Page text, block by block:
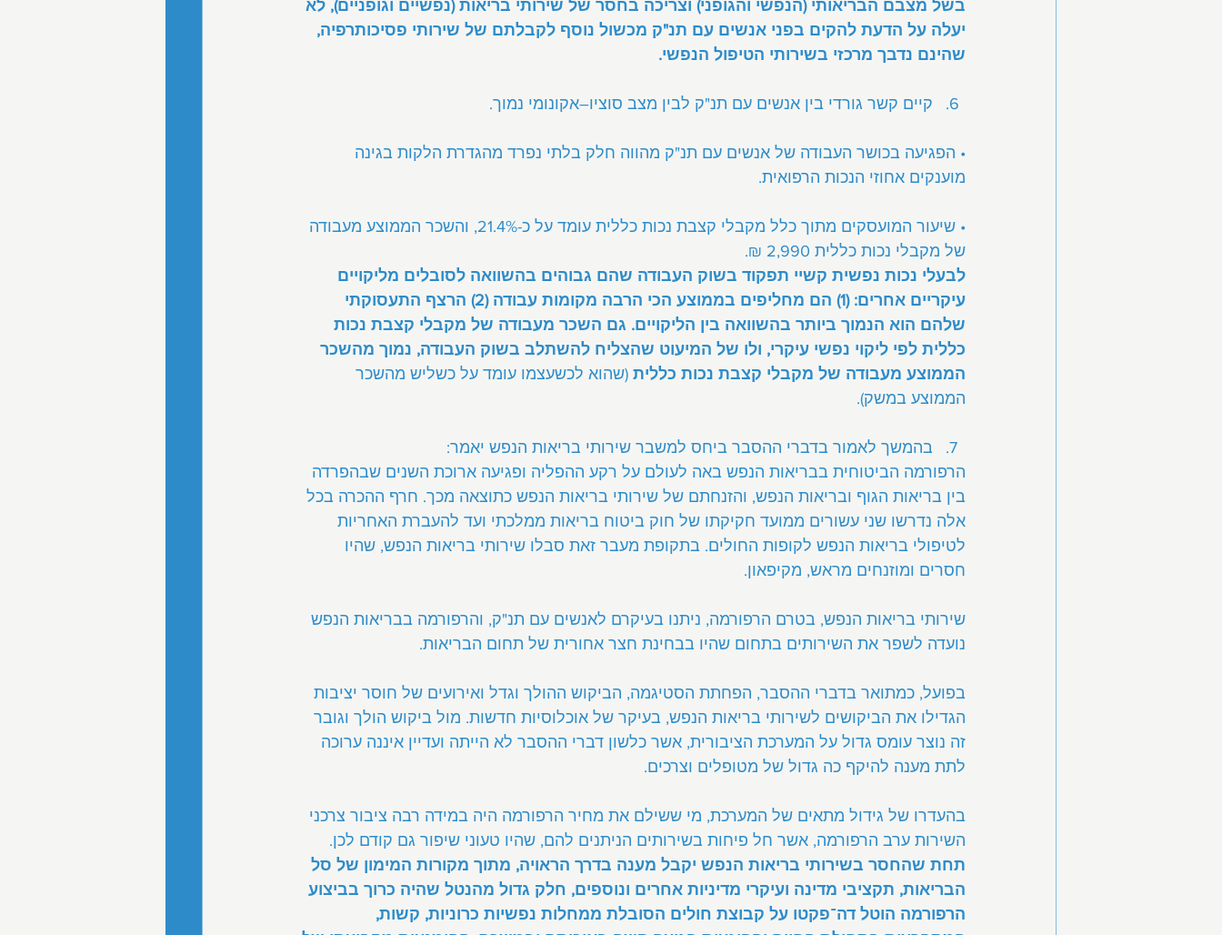
בשל מצבם הבריאותי (הנפשי והגופני) וצריכה בחסר של שירותי בריאות (נפשיים וגופניים), לא
יעלה על הדעת להקים בפני אנשים עם תנ"ק מכשול נוסף לקבלתם של שירותי פסיכותרפיה,
שהינם נדבך מרכזי בשירותי הטיפול הנפשי.
קיים קשר גורדי בין אנשים עם תנ"ק לבין מצב סוציו–אקונומי נמוך.
• הפגיעה בכושר העבודה של אנשים עם תנ"ק מהווה חלק בלתי נפרד מהגדרת הלקות בגינה
מוענקים אחוזי הנכות הרפואית.
• שיעור המועסקים מתוך כלל מקבלי קצבת נכות כללית עומד על כ-21.4%, והשכר הממוצע מעבודה
של מקבלי נכות כללית 2,990 ₪.
לבעלי נכות נפשית קשיי תפקוד בשוק העבודה שהם גבוהים בהשוואה לסובלים מליקויים
עיקריים אחרים: (1) הם מחליפים בממוצע הכי הרבה מקומות עבודה (2) הרצף התעסוקתי
שלהם הוא הנמוך ביותר בהשוואה בין הליקויים. גם השכר מעבודה של מקבלי קצבת נכות
כללית לפי ליקוי נפשי עיקרי, ולו של המיעוט שהצליח להשתלב בשוק העבודה, נמוך מהשכר
הממוצע מעבודה של מקבלי קצבת נכות כללית (שהוא לכשעצמו עומד על כשליש מהשכר
הממוצע במשק).
בהמשך לאמור בדברי ההסבר ביחס למשבר שירותי בריאות הנפש יאמר:
הרפורמה הביטוחית בבריאות הנפש באה לעולם על רקע ההפליה ופגיעה ארוכת השנים שבהפרדה
בין בריאות הגוף ובריאות הנפש, והזנחתם של שירותי בריאות הנפש כתוצאה מכך. חרף ההכרה בכל
אלה נדרשו שני עשורים ממועד חקיקתו של חוק ביטוח בריאות ממלכתי ועד להעברת האחריות
לטיפולי בריאות הנפש לקופות החולים. בתקופת מעבר זאת סבלו שירותי בריאות הנפש, שהיו
חסרים ומוזנחים מראש, מקיפאון.
שירותי בריאות הנפש, בטרם הרפורמה, ניתנו בעיקרם לאנשים עם תנ"ק, והרפורמה בבריאות הנפש
נועדה לשפר את השירותים בתחום שהיו בבחינת חצר אחורית של תחום הבריאות.
בפועל, כמתואר בדברי ההסבר, הפחתת הסטיגמה, הביקוש ההולך וגדל ואירועים של חוסר יציבות
הגדילו את הביקושים לשירותי בריאות הנפש, בעיקר של אוכלוסיות חדשות. מול ביקוש הולך וגובר
זה נוצר עומס גדול על המערכת הציבורית, אשר כלשון דברי ההסבר לא הייתה ועדיין איננה ערוכה
לתת מענה להיקף כה גדול של מטופלים וצרכים.
בהעדרו של גידול מתאים של המערכת, מי ששילם את מחיר הרפורמה היה במידה רבה ציבור צרכני
השירות ערב הרפורמה, אשר חל פיחות בשירותים הניתנים להם, שהיו טעוני שיפור גם קודם לכן.
תחת שהחסר בשירותי בריאות הנפש יקבל מענה בדרך הראויה, מתוך מקורות המימון של סל
הבריאות, תקציבי מדינה ועיקרי מדיניות אחרים ונוספים, חלק גדול מהנטל שהיה כרוך בביצוע
הרפורמה הוטל דה־פקטו על קבוצת חולים הסובלת ממחלות נפשיות כרוניות, קשות,